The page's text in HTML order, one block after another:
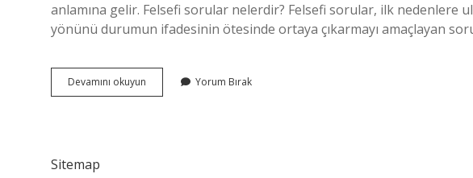
anlamına gelir. Felsefi sorular nelerdir? Felsefi sorular, ilk nedenlere
yönünü durumun ifadesinin ötesinde ortaya çıkarmayı amaçlayan
Devamını okuyun
Nedir
Yorum Bırak
Sitemap